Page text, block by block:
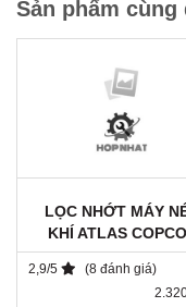
Sản phẩm cùng
LỌC NHỚT MÁY
KHÍ ATLAS
1202804090
2,9/5
(8 đánh giá)